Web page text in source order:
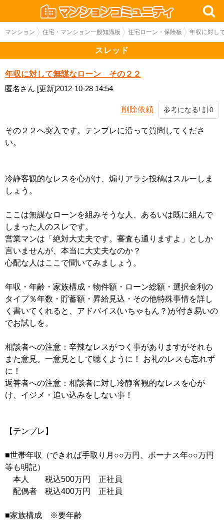
マンション 住宅・マンション一般知識板 住宅ローン・保険板 年収に対し
スレッド
年収に対して無謀なローン その２２
匿名さん [更新]2012-10-28 14:54
削除依頼 参考になる! 計0
その２２へ突入です。テンプレに沿って質問してくださ
い。
冷静客観的なレスを心がけ、煽りアラシ投稿はスルーしま
しょう。
ここは無謀なローンを組みそうな人、あるいは既に組んで
しまった人のスレです。
営業マンは「絶対大丈夫です。審査も通りますよ」としか
言いませんが、本当に大丈夫なのか？
心配な人はここで聞いてみましょう。
年収・年齢・家族構成・物件額・ローン総額・選択金利の
タイプ％年数・貯蓄額・昇給見込・その他特殊事情を詳し
く書いてくれると、アドバイス(いちゃもん？)が付き易いの
でお試しを。
相談者への注意：辛辣なレスがつく事がありますがそれも
また意見。一意見として聴くように！ お礼のレスも忘れず
に！
返答者への注意：相談者に対し冷静客観的なレスを心が
け、イジメ・追い込みをしない事！
【テンプレ】
■世帯年収（できれば手取り月○○万円、ボーナス年○○万円
等も明記）
本人 税込500万円 正社員
配偶者 税込400万円 正社員
■家族構成 ※要年齢